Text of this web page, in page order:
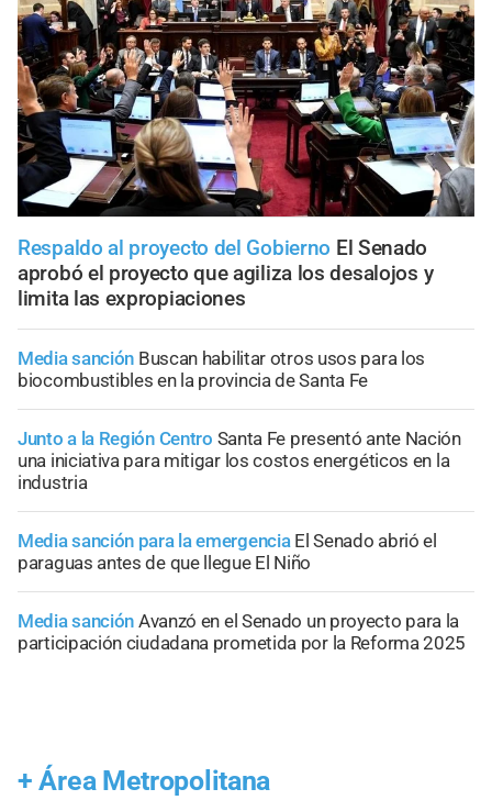
Respaldo al proyecto del Gobierno El Senado
aprobó el proyecto que agiliza los desalojos y
limita las expropiaciones
Media sanción Buscan habilitar otros usos para los
biocombustibles en la provincia de Santa Fe
Junto a la Región Centro Santa Fe presentó ante Nación
una iniciativa para mitigar los costos energéticos en la
industria
Media sanción para la emergencia El Senado abrió el
paraguas antes de que llegue El Niño
Media sanción Avanzó en el Senado un proyecto para la
participación ciudadana prometida por la Reforma 2025
+ Área Metropolitana